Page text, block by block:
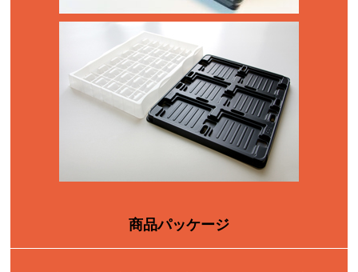
商品パッケージ